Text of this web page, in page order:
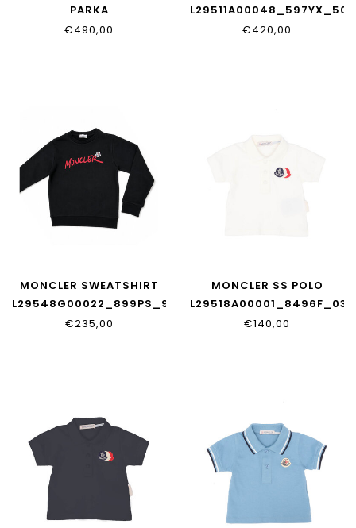
PARKA
L29511C00001_597YF_51N
€490,00
L29511A00048_597YX_50X
€420,00
MONCLER SWEATSHIRT
L29548G00022_899PS_999
€235,00
MONCLER SS POLO
L29518A00001_8496F_034
€140,00